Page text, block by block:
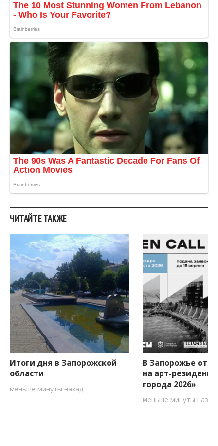
ЧИТАЙТЕ ТАКЖЕ
Итоги дня в Запорожской
области
меньше минуты назад
В Запорожье
на арт-
города 2026»
меньше минуты назад